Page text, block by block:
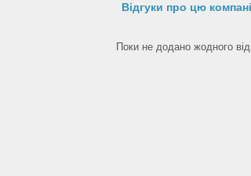
Відгуки про цю
Поки не додано жодного